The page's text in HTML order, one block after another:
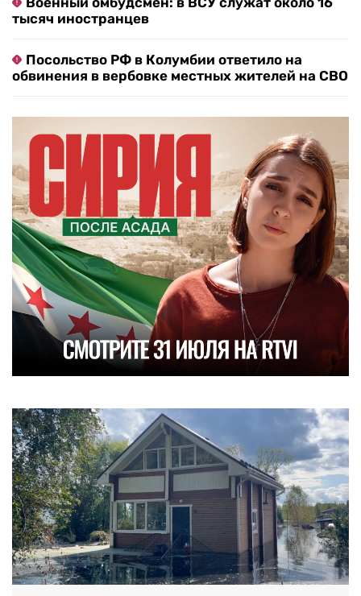
тысяч иностранцев
Посольство РФ в Колумбии ответило на
обвинения в вербовке местных жителей на СВО